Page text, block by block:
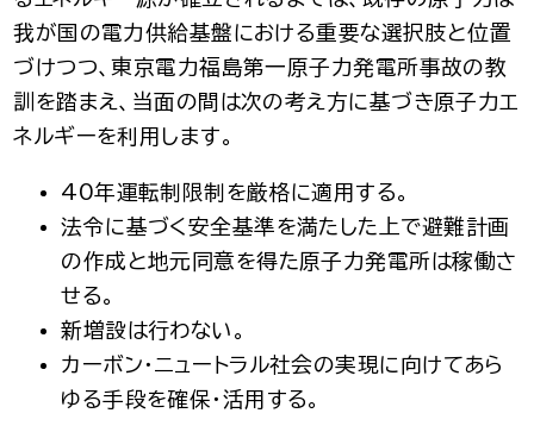
我が国の電力供給基盤における重要な選択肢と位置
づけつつ、東京電力福島第一原子力発電所事故の教
訓を踏まえ、当面の間は次の考え方に基づき原子力エ
ネルギーを利用します。
40年運転制限制を厳格に適用する。
法令に基づく安全基準を満たした上で避難計画
の作成と地元同意を得た原子力発電所は稼働さ
せる。
新増設は行わない。
カーボン・ニュートラル社会の実現に向けてあら
ゆる手段を確保・活用する。